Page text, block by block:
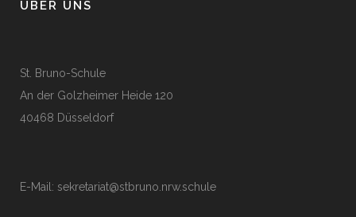
ÜBER UNS
St. Bruno-Schule
An der Golzheimer Heide 120
40468 Düsseldorf
E-Mail: sekretariat@stbruno.nrw.schule